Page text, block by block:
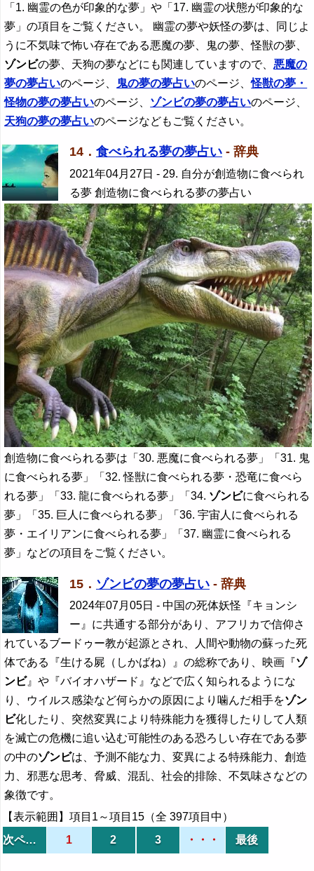
「1. 幽霊の色が印象的な夢」や「17. 幽霊の状態が印象的な
夢」の項目をご覧ください。 幽霊の夢や妖怪の夢は、同じよ
うに不気味で怖い存在である悪魔の夢、鬼の夢、怪獣の夢、
ゾンビの夢、天狗の夢などにも関連していますので、 悪魔の
夢の夢占いのページ、 鬼の夢の夢占いのページ、怪獣の夢・
怪物の夢の夢占いのページ、 ゾンビの夢の夢占いのページ、
天狗の夢の夢占いのページなどもご覧ください。
14． 食べられる夢の夢占い - 辞典
2021年04月27日 - 29. 自分が創造物に食べられ
る夢 創造物に食べられる夢の夢占い
創造物に食べられる夢は「30. 悪魔に食べられる夢」「31. 鬼
に食べられる夢」「32. 怪獣に食べられる夢・恐竜に食べら
れる夢」「33. 龍に食べられる夢」「34. ゾンビに食べられる
夢」「35. 巨人に食べられる夢」「36. 宇宙人に食べられる
夢・エイリアンに食べられる夢」「37. 幽霊に食べられる
夢」などの項目をご覧ください。
15． ゾンビの夢の夢占い - 辞典
2024年07月05日 - 中国の死体妖怪『キョンシ
ー』に共通する部分があり、アフリカで信仰さ
れているブードゥー教が起源とされ、人間や動物の蘇った死
体である『生ける屍（しかばね）』の総称であり、映画『ゾ
ンビ』や『バイオハザード』などで広く知られるようにな
り、ウイルス感染など何らかの原因により噛んだ相手をゾン
ビ化したり、突然変異により特殊能力を獲得したりして人類
を滅亡の危機に追い込む可能性のある恐ろしい存在である夢
の中のゾンビは、予測不能な力、変異による特殊能力、創造
力、邪悪な思考、脅威、混乱、社会的排除、不気味さなどの
象徴です。
【表示範囲】項目1～項目15（全 397項目中）
次ページ
1 2 3 ・・・ 最後